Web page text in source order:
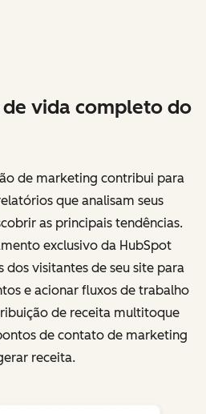
vida completo do
de marketing contribui para
que analisam seus
as principais tendências.
exclusivo da HubSpot
dos visitantes de seu site para
e acionar fluxos de trabalho
de receita multitoque
de contato de marketing
receita.